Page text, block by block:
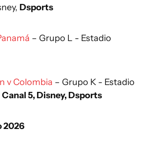
Dsports
– Grupo L - Estadio
v Colombia – Grupo K - Estadio
Canal 5, Disney, Dsports
2026